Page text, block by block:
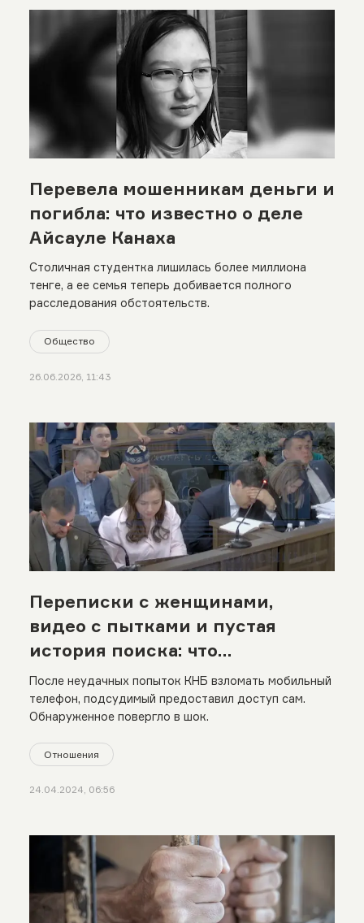
Перевела мошенникам деньги и
погибла: что известно о деле
Айсауле Канаха
Столичная студентка лишилась более миллиона
тенге, а ее семья теперь добивается полного
расследования обстоятельств.
Общество
26.06.2026, 11:43
Переписки с женщинами,
видео с пытками и пустая
история поиска: что
обнаружили в телефоне
Бишимбаева
После неудачных попыток КНБ взломать мобильный
телефон, подсудимый предоставил доступ сам.
Обнаруженное повергло в шок.
Отношения
24.04.2024, 06:56